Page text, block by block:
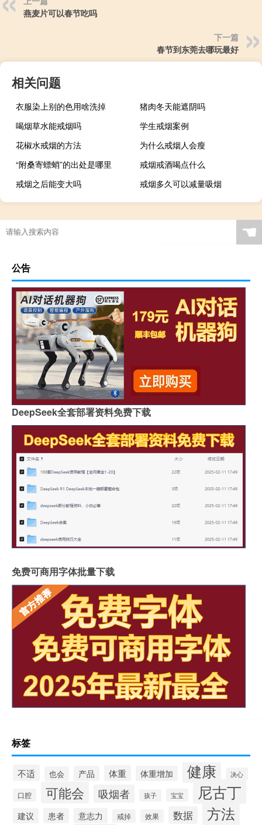
燕麦片可以春节吃吗
下一篇
春节到东莞去哪玩最好
相关问题
衣服染上别的色用啥洗掉
猪肉冬天能遮阴吗
喝烟草水能戒烟吗
学生戒烟案例
花椒水戒烟的方法
为什么戒烟人会瘦
“附桑寄螵蛸”的出处是哪里
戒烟戒酒喝点什么
戒烟之后能变大吗
戒烟多久可以减量吸烟
☚
公告
DeepSeek全套部署资料免费下载
免费可商用字体批量下载
标签
不适 也会 产品 体重 体重增加 健康 决心
口腔 可能会 吸烟者 孩子 宝宝 尼古丁
建议 患者 意志力 戒掉 效果 数据 方法